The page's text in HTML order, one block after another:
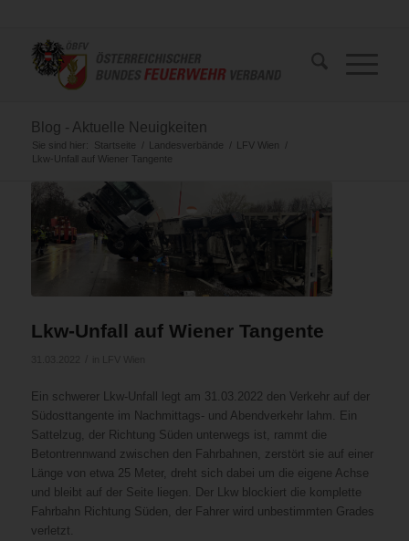
Blog - Aktuelle Neuigkeiten
Sie sind hier: Startseite / Landesverbände / LFV Wien
/
Lkw-Unfall auf Wiener Tangente
Lkw-Unfall auf Wiener Tangente
Ein schwerer Lkw-Unfall legt am 31.03.2022 den Verkehr auf der
Südosttangente im Nachmittags- und Abendverkehr lahm. Ein
Sattelzug, der Richtung Süden unterwegs ist, rammt die
Betontrennwand zwischen den Fahrbahnen, zerstört sie auf einer
Länge von etwa 25 Meter, dreht sich dabei um die eigene Achse
und bleibt auf der Seite liegen. Der Lkw blockiert die komplette
Fahrbahn Richtung Süden, der Fahrer wird unbestimmten Grades
verletzt.